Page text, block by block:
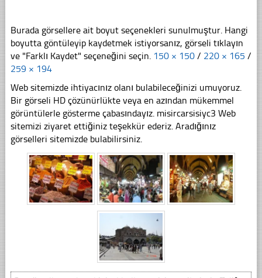
Burada görsellere ait boyut seçenekleri sunulmuştur. Hangi
boyutta göntüleyip kaydetmek istiyorsanız, görseli tıklayın
ve "Farklı Kaydet" seçeneğini seçin. 150 × 150 / 220 × 165 /
259 × 194
Web sitemizde ihtiyacınız olanı bulabileceğinizi umuyoruz.
Bir görseli HD çözünürlükte veya en azından mükemmel
görüntülerle gösterme çabasındayız. misircarsisiyc3 Web
sitemizi ziyaret ettiğiniz teşekkür ederiz. Aradığınız
görselleri sitemizde bulabilirsiniz.